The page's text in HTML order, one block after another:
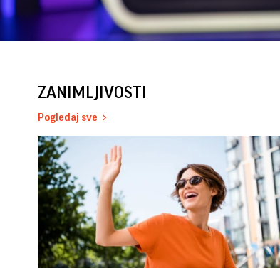
ZANIMLJIVOSTI
Pogledaj sve